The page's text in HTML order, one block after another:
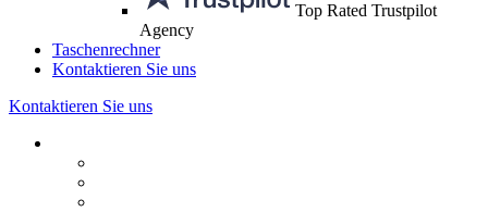
Top Rated Trustpilot
Agency
Taschenrechner
Kontaktieren Sie uns
Kontaktieren Sie uns